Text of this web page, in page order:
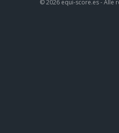
© 2026 equi-score.es - Alle